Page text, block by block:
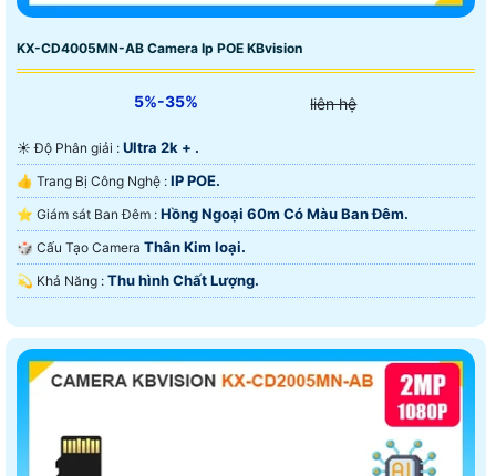
KX-CD4005MN-AB Camera Ip POE KBvision
5%-35% liên hệ
☀️ Độ Phân giải : Ultra 2k + .
👍 Trang Bị Công Nghệ : IP POE.
⭐ Giám sát Ban Đêm : Hồng Ngoại 60m Có Màu Ban Ðêm.
🎲 Cấu Tạo Camera Thân Kim loại.
️💫 Khả Năng : Thu hình Chất Lượng.